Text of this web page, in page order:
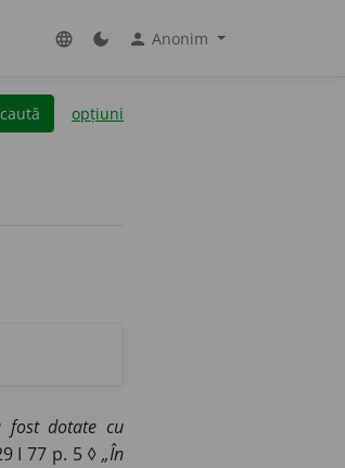
language dark_mode person Anonim
caută opțiuni
dotate cu
I 77 p. 5 ◊ „În